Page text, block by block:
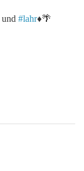
und #lahr♦️🌴